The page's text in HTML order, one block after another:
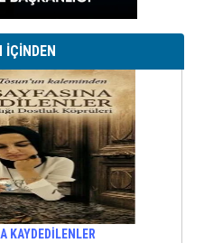
İÇİNDEN
KAYDEDİLENLER